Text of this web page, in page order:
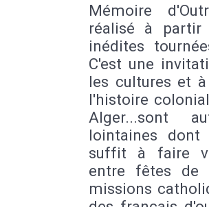
Mémoire
réalisé à partir
inédites
C'est une
les cultures et
l'histoire
Alger...sont
lointaines
suffit à faire
entre fêtes de
missions